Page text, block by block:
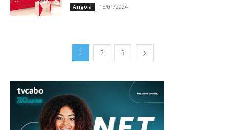
Angola 15/01/2024
1 2 3